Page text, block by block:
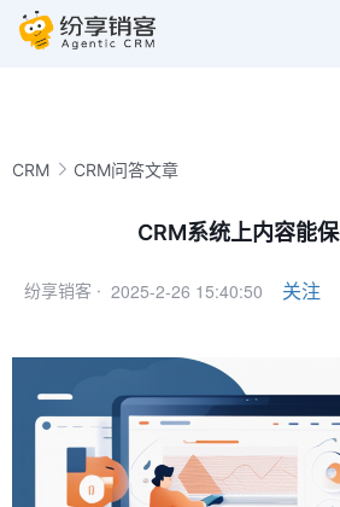
CRM CRM问答文章
CRM系统上内容能
纷享销客 · 2025-2-26 15:40:50 关注